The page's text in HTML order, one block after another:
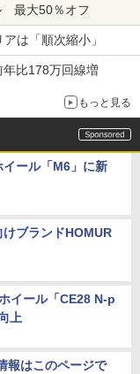
最大50％オフ
は「順次縮小」
比178万回線増
もっと見る
ール「M6」に新
ブランドHOMUR
イール「CE28 N-p
上
報はこのページで